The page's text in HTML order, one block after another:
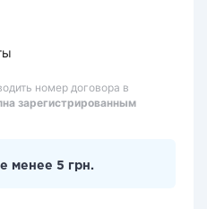
номер договора в
зарегистрированным
менее 5 грн.